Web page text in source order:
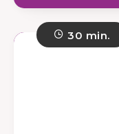
30 min.